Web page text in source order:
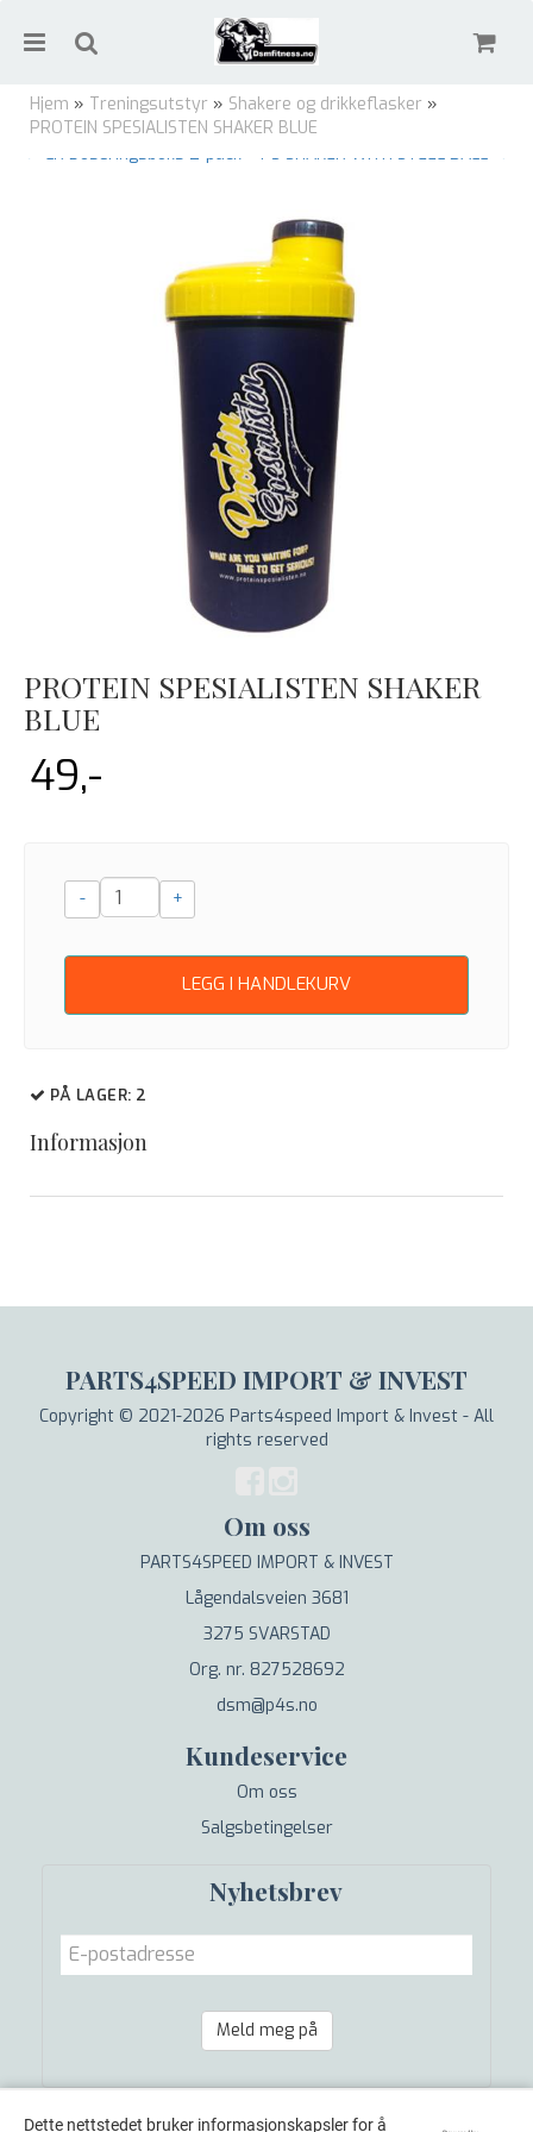
Hjem » Treningsutstyr » Shakere og drikkeflasker »
PROTEIN SPESIALISTEN SHAKER BLUE
PS SHAKER WITH STEEL BALL →
← LR Doseringsboks 2-pack
PROTEIN SPESIALISTEN SHAKER
BLUE
49,-
- +
LEGG I HANDLEKURV
PÅ LAGER: 2
Informasjon
PARTS4SPEED IMPORT & INVEST
Copyright © 2021-2026 Parts4speed Import & Invest - All
rights reserved
Om oss
PARTS4SPEED IMPORT & INVEST
Lågendalsveien 3681
3275 SVARSTAD
Org. nr. 827528692
dsm@p4s.no
Kundeservice
Om oss
Salgsbetingelser
Nyhetsbrev
Meld meg på
Dette nettstedet bruker informasjonskapsler for å